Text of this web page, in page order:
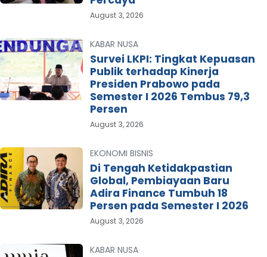
August 3, 2026
KABAR NUSA
Survei LKPI: Tingkat Kepuasan
Publik terhadap Kinerja
Presiden Prabowo pada
Semester I 2026 Tembus 79,3
Persen
August 3, 2026
EKONOMI BISNIS
Di Tengah Ketidakpastian
Global, Pembiayaan Baru
Adira Finance Tumbuh 18
Persen pada Semester I 2026
August 3, 2026
KABAR NUSA